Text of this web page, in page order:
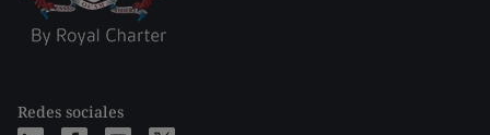
Redes sociales